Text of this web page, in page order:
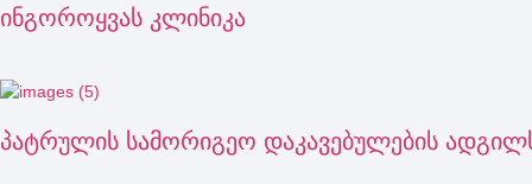
ინგოროყვას კლინიკა
პატრულის სამორიგეო დაკავებულების